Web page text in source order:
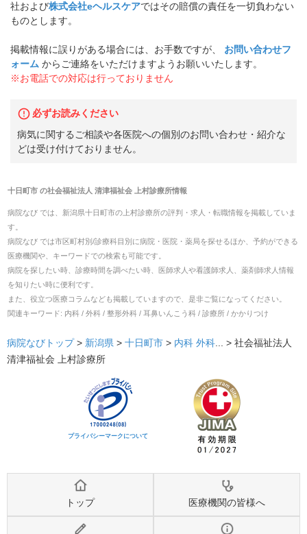
社および株式会社eヘルスケアではその賠償の責任を一切負わない
ものとします。
掲載情報に誤りがある場合には、お手数ですが、
お問い合わせフ
ォーム からご連絡をいただけますようお願いいたします。
※お電話での対応は行っておりません
必ずお読みください
病気に関するご相談や各医院への個別のお問い合わせ・紹介な
どは受け付けておりません。
十日町市の社会福祉法人 清津福祉会 上村診療所情報
病院なび では、 新潟県十日町市の上村診療所の評判・求人・転職情報を掲載していま
す。
病院なび では市区町村別/診療科目別に病院・医院・薬局を探せるほか、予約ができる
医療機関や、キーワードでの検索も可能です。
病院を探したい時、診療時間を調べたい時、医師求人や看護師求人、薬剤師求人情報
を知りたい時に便利です。
また、役立つ医療コラムなども掲載していますので、是非ご覧になってください。
関連キーワード: 内科 / 外科 / 整形外科 / 耳鼻いんこう科 / 診療所 / かかりつけ
病院なびトップ > 新潟県 > 十日町市 > 内科 外科... > 社会福祉法人
清津福祉会 上村診療所
プライバシーマークについて
トップ 医療機関の皆様へ